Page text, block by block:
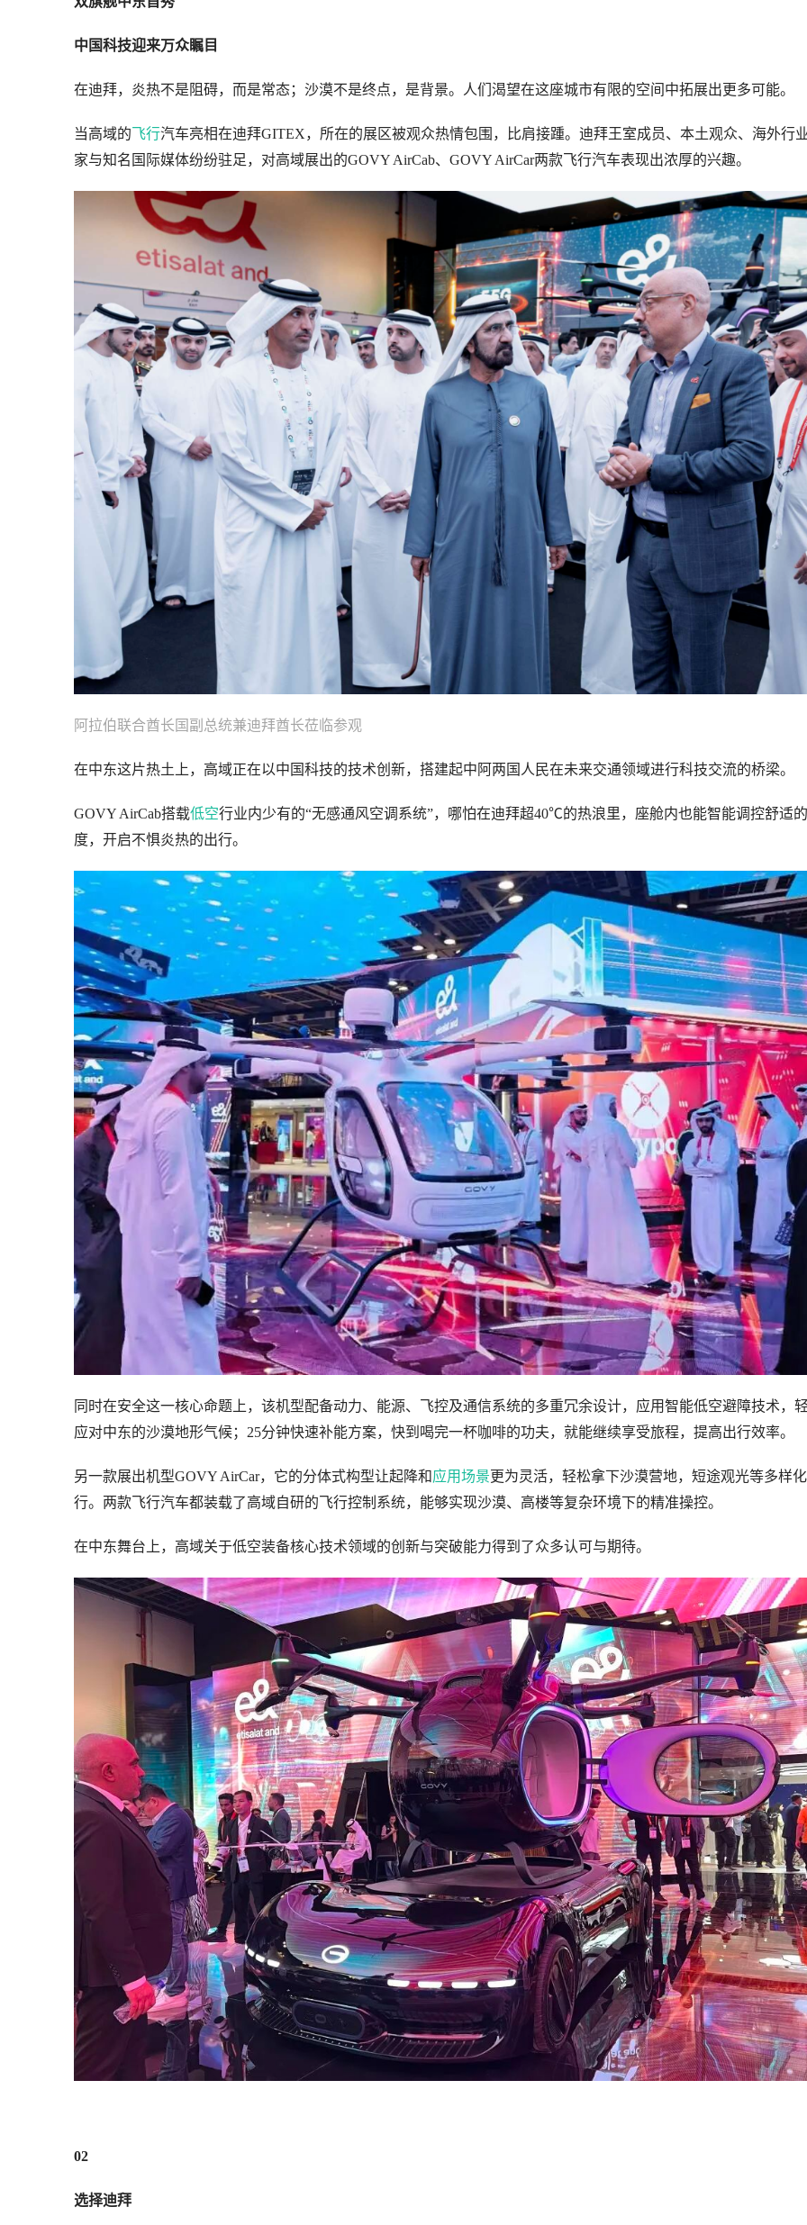
中国科技迎来万众瞩目
在迪拜，炎热不是阻碍，而是常态；沙漠不是终点，是背景。人们渴望在这座城市有限的空间中拓展出更多可能。
当高域的飞行汽车亮相在迪拜GITEX，所在的展区被观众热情包围，比肩接踵。迪拜王室成员、本土观众、海外行
家与知名国际媒体纷纷驻足，对高域展出的GOVY AirCab、GOVY AirCar两款飞行汽车表现出浓厚的兴趣。
阿拉伯联合酋长国副总统兼迪拜酋长莅临参观
在中东这片热土上，高域正在以中国科技的技术创新，搭建起中阿两国人民在未来交通领域进行科技交流的桥梁。
GOVY AirCab搭载低空行业内少有的“无感通风空调系统”，哪怕在迪拜超40℃的热浪里，座舱内也能智能调控舒适
度，开启不惧炎热的出行。
同时在安全这一核心命题上，该机型配备动力、能源、飞控及通信系统的多重冗余设计，应用智能低空避障技术，
应对中东的沙漠地形气候；25分钟快速补能方案，快到喝完一杯咖啡的功夫，就能继续享受旅程，提高出行效率。
另一款展出机型GOVY AirCar，它的分体式构型让起降和应用场景更为灵活，轻松拿下沙漠营地，短途观光等多样
行。两款飞行汽车都装载了高域自研的飞行控制系统，能够实现沙漠、高楼等复杂环境下的精准操控。
在中东舞台上，高域关于低空装备核心技术领域的创新与突破能力得到了众多认可与期待。
02
选择迪拜